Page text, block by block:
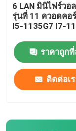
มินิพีซีแบบ dual
แท็บเล็ตพีซีอุตส
พีซีสำหรับการขุ
6 LAN มินิไฟร์วอ
รุ่นที่ 11 ควอดคอ
I5-1135G7 I7-
ราคาถูก
ติดต่อเ